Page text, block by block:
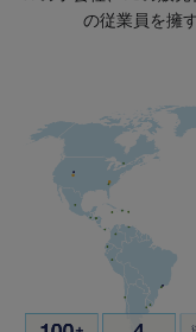
の従業員を擁